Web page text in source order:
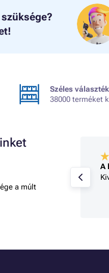
Széles
38000 terméket
a múlt
A